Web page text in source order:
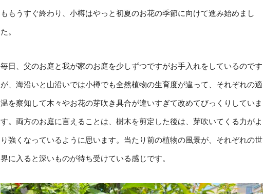
ももうすぐ終わり、小樽はやっと初夏のお花の季節に向けて進み始めまし
た。
毎日、父のお庭と我が家のお庭を少しずつですがお手入れをしているのです
が、海沿いと山沿いでは小樽でも全然植物の生育度が違って、それぞれの適
温を察知して木々やお花の芽吹き具合が違いすぎて改めてびっくりしていま
す。両方のお庭に言えることは、樹木を剪定した後は、芽吹いてくる力がよ
り強くなっているように思います。当たり前の植物の風景が、それぞれの世
界に入ると深いものが待ち受けている感じです。